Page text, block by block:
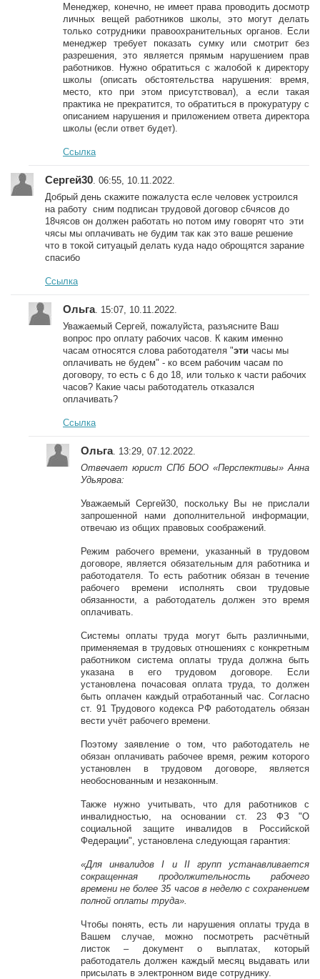
Менеджер, конечно, не имеет права проводить досмотр
личных вещей работников школы, это могут делать
только сотрудники правоохранительных органов. Если
менеджер требует показать сумку или смотрит без
разрешения, это является прямым нарушением прав
работников. Нужно обратиться с жалобой к директору
школы (описать обстоятельства нарушения: время,
место, кто при этом присутствовал), а если такая
практика не прекратится, то обратиться в прокуратуру с
описанием нарушения и приложением ответа директора
школы (если ответ будет).
Ссылка
Сергей30 . 06:55, 10.11.2022.
Добрый день скажите пожалуста есле человек устроился
на работу сним подписан трудовой договор с6чясов до
18чясов он должен работать но потом иму говорят что эти
чясы мы оплачивать не будим так как это ваше решение
что в токой ситуацый делать куда надо оброщятся зарание
спасибо
Ссылка
Ольга. 15:07, 10.11.2022.
Уважаемый Сергей, пожалуйста, разъясните Ваш
вопрос про оплату рабочих часов. К каким именно
часам относятся слова работодателя "эти часы мы
оплачивать не будем" - ко всем рабочим часам по
договору, то есть с 6 до 18, или только к части рабочих
часов? Какие часы работодатель отказался
оплачивать?
Ссылка
Ольга. 13:29, 07.12.2022.
Отвечает юрист СПб БОО «Перспективы» Анна
Удьярова:
Уважаемый Сергей30, поскольку Вы не прислали
запрошенной нами дополнительной информации,
отвечаю из общих правовых соображений.
Режим рабочего времени, указанный в трудовом
договоре, является обязательным для работника и
работодателя. То есть работник обязан в течение
рабочего времени исполнять свои трудовые
обязанности, а работодатель должен это время
оплачивать.
Системы оплаты труда могут быть различными,
применяемая в трудовых отношениях с конкретным
работником система оплаты труда должна быть
указана в его трудовом договоре. Если
установлена почасовая оплата труда, то должен
быть оплачен каждый отработанный час. Согласно
ст. 91 Трудового кодекса РФ работодатель обязан
вести учёт рабочего времени.
Поэтому заявление о том, что работодатель не
обязан оплачивать рабочее время, режим которого
установлен в трудовом договоре, является
необоснованным и незаконным.
Также нужно учитывать, что для работников с
инвалидностью, на основании ст. 23 ФЗ "О
социальной защите инвалидов в Российской
Федерации", установлена следующая гарантия:
«Для инвалидов I и II групп устанавливается
сокращенная продолжительность рабочего
времени не более 35 часов в неделю с сохранением
полной оплаты труда».
Чтобы понять, есть ли нарушения оплаты труда в
Вашем случае, можно посмотреть расчётный
листок – документ о выплатах, который
работодатель должен каждый месяц выдавать или
присылать в электронном виде сотруднику.